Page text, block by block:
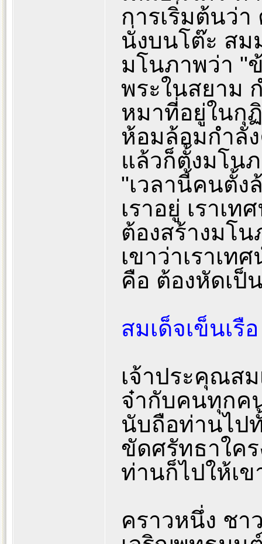
การเริ่มต้นว่
นั่งบนโต๊ะ สม
มโนภาพว่า "
พระในสยาม
หมาที่อยู่ในกุ
ห้อมล้อมกำลัง
แล้วก็ตั้งมโน
"เวลานี้คนตั้ง
เราอยู่ เราเท
ต้องสร้างมโน
เขาว่าเราเท
คือ ต้องหัดเป็
สมเด็จเข็นเรือ
เจ้าประคุณส
จ๋ากับคนทุกค
นับถือท่านไป
ขัดศรัทธาใค
ท่านก็ไปให้เ
คราวหนึ่ง ช